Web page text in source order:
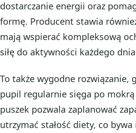
dostarczanie energii oraz
formę. Producent stawia
mają wspierać kompleksową
siłę do aktywności każdego
To także wygodne rozwiązanie,
pupil regularnie sięga po
puszek pozwala zaplanować
utrzymać stałość diety, co